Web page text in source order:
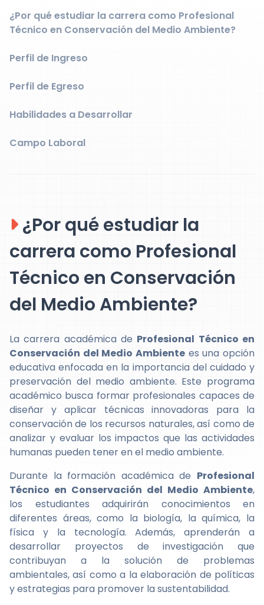
¿Por qué estudiar la carrera como Profesional
Técnico en Conservación del Medio Ambiente?
Perfil de Ingreso
Perfil de Egreso
Habilidades a Desarrollar
Campo Laboral
¿Por qué estudiar la
carrera como Profesional
Técnico en Conservación
del Medio Ambiente?
La carrera académica de Profesional Técnico en
Conservación del Medio Ambiente es una opción
educativa enfocada en la importancia del cuidado y
preservación del medio ambiente. Este programa
académico busca formar profesionales capaces de
diseñar y aplicar técnicas innovadoras para la
conservación de los recursos naturales, así como de
analizar y evaluar los impactos que las actividades
humanas pueden tener en el medio ambiente.
Durante la formación académica de Profesional
Técnico en Conservación del Medio Ambiente,
los estudiantes adquirirán conocimientos en
diferentes áreas, como la biología, la química, la
física y la tecnología. Además, aprenderán a
desarrollar proyectos de investigación que
contribuyan a la solución de problemas
ambientales, así como a la elaboración de políticas
y estrategias para promover la sustentabilidad.